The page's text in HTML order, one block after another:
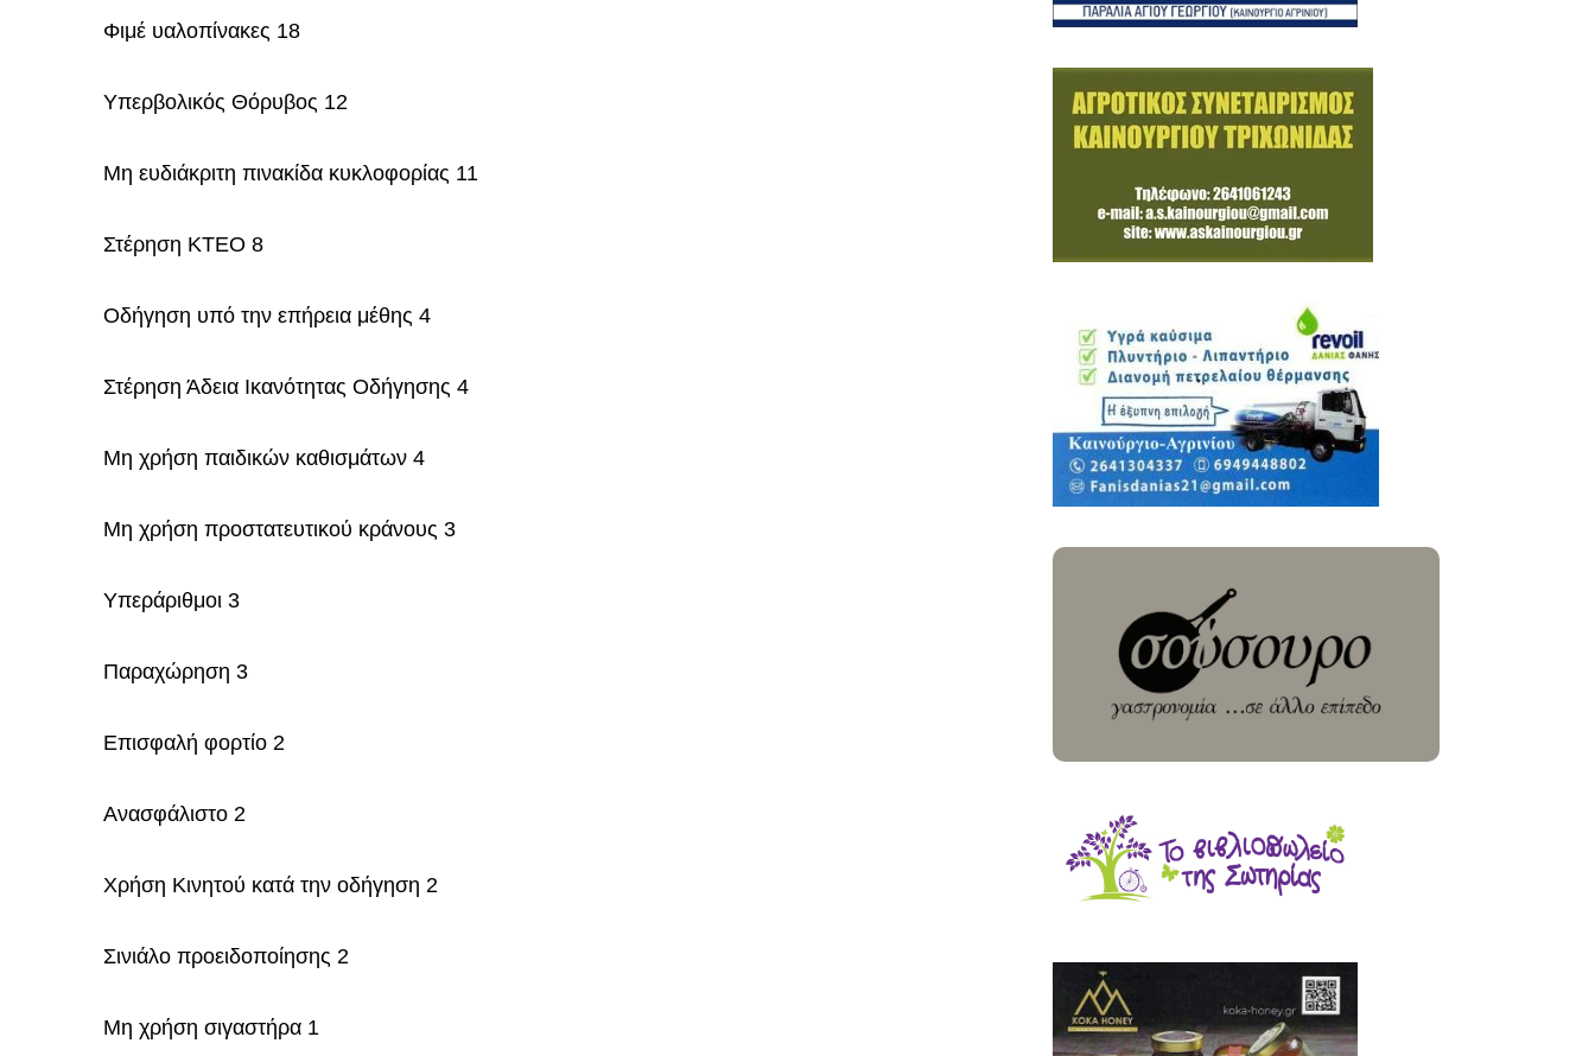
Φιμέ υαλοπίνακες 18
Υπερβολικός Θόρυβος 12
Μη ευδιάκριτη πινακίδα κυκλοφορίας 11
Στέρηση ΚΤΕΟ 8
Οδήγηση υπό την επήρεια μέθης 4
Στέρηση Άδεια Ικανότητας Οδήγησης 4
Μη χρήση παιδικών καθισμάτων 4
Μη χρήση προστατευτικού κράνους 3
Υπεράριθμοι 3
Παραχώρηση 3
Επισφαλή φορτίο 2
Ανασφάλιστο 2
Χρήση Κινητού κατά την οδήγηση 2
Σινιάλο προειδοποίησης 2
Μη χρήση σιγαστήρα 1